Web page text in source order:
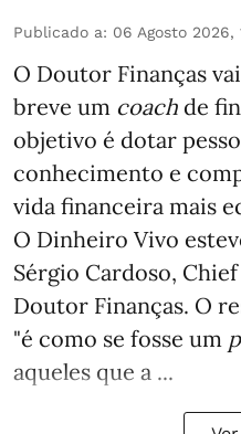
Publicado a: 06 Agosto 2026,
O Doutor Finanças
breve um coach de
objetivo é dotar
conhecimento e
vida financeira mais
O Dinheiro Vivo
Sérgio Cardoso,
Doutor Finanças. O
"é como se fosse um
aqueles que a ...